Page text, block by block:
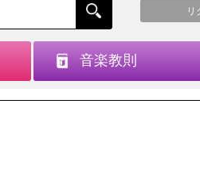
リ
音楽教則